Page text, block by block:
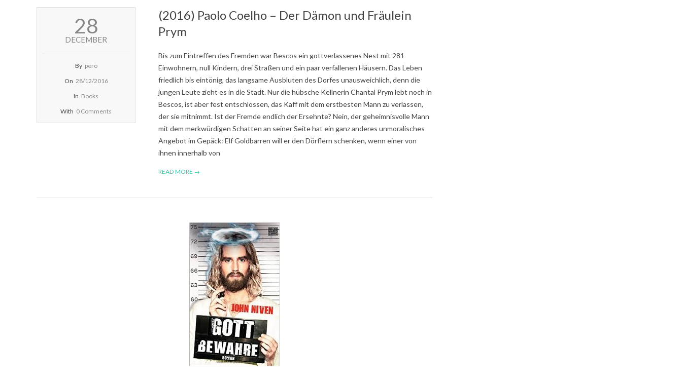
28
DECEMBER
By pero
On 28/12/2016
In Books
With 0 Comments
(2016) Paolo Coelho – Der Dämon und Fräulein
Prym
Bis zum Eintreffen des Fremden war Bescos ein gottverlassenes Nest mit 281
Einwohnern, null Kindern, drei Straßen und ein paar verfallenen Häusern. Das Leben
friedlich bis eintönig, das langsame Ausbluten des Dorfes unausweichlich, denn die
jungen Leute zieht es in die Stadt. Nur die hübsche Kellnerin Chantal Prym lebt noch in
Bescos, ist aber fest entschlossen, das Kaff mit dem erstbesten Mann zu verlassen,
der sie mitnimmt. Ist der Fremde endlich der Ersehnte? Nein, der geheimnisvolle Mann
mit dem merkwürdigen Schatten an seiner Seite hat ein ganz anderes unmoralisches
Angebot im Gepäck: Elf Goldbarren will er den Dörflern schenken, wenn einer von
ihnen innerhalb von
READ MORE →